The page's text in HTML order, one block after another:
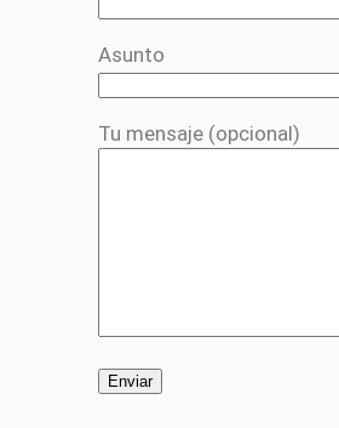
Asunto
Tu mensaje (opcional)